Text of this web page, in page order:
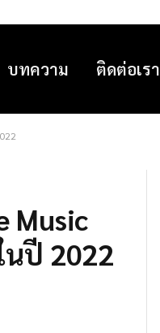
บทความ ติดต่อเรา
Music
ปี 2022